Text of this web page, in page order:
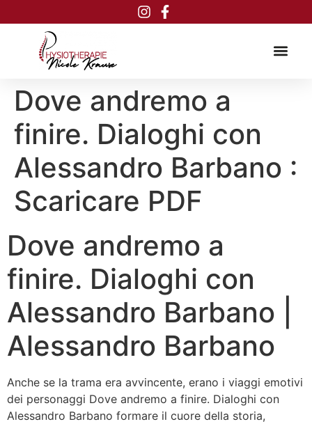
Dove andremo a
finire. Dialoghi con
Alessandro Barbano :
Scaricare PDF
Dove andremo a
finire. Dialoghi con
Alessandro Barbano |
Alessandro Barbano
Anche se la trama era avvincente, erano i viaggi emotivi
dei personaggi Dove andremo a finire. Dialoghi con
Alessandro Barbano formare il cuore della storia,